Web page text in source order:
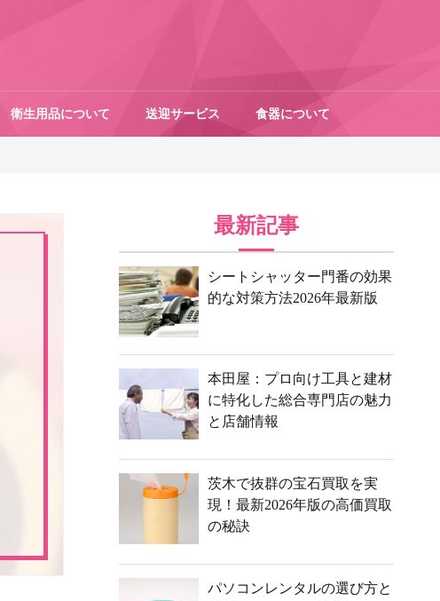
衛生用品について 送迎サービス 食器について
最新記事
シートシャッター門番の効果
的な対策方法2026年最新版
本田屋：プロ向け工具と建材
に特化した総合専門店の魅力
と店舗情報
茨木で抜群の宝石買取を実
現！最新2026年版の高価買取
の秘訣
パソコンレンタルの選び方と